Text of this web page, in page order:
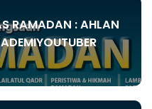
RAMADAN : AHLAN